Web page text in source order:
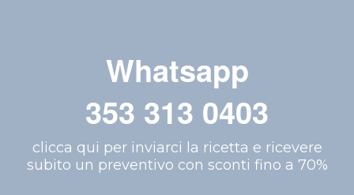
Whatsapp
353 313 0403
clicca qui per inviarci la ricetta e ricevere
subito un preventivo con sconti fino a 70%